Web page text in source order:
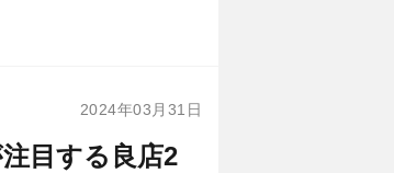
2024年03月31日
目する良店2